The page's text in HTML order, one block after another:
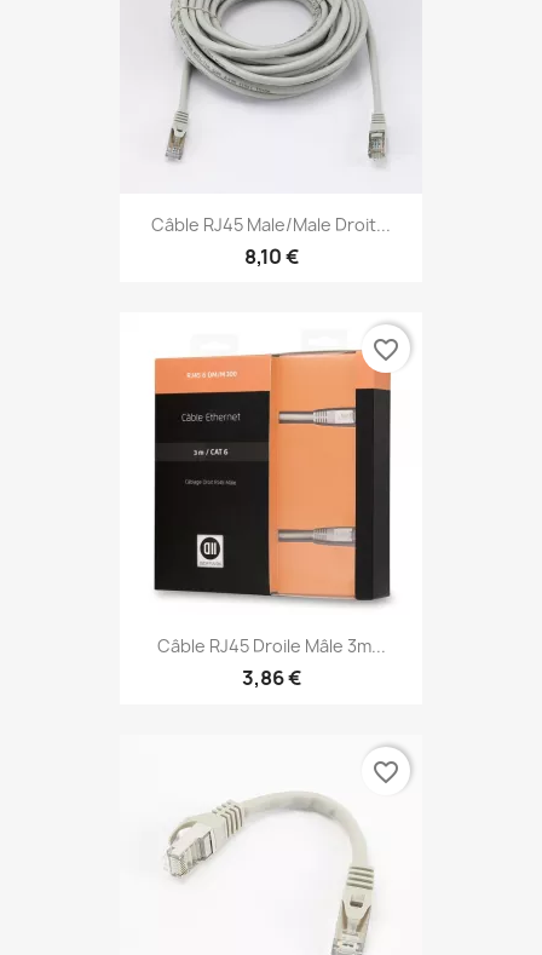
Câble RJ45 Male/Male Droit...
8,10 €
Câble RJ45 Droile Mâle 3m...
3,86 €
favorite_border
favorite_border